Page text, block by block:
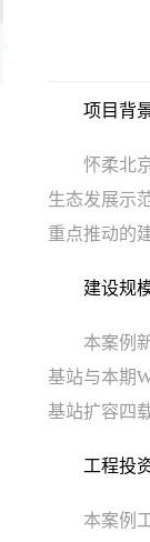
项目背
怀柔北
生态发展示
重点推动的
建设规
本案例
基站与本期
基站扩容四
工程投
本案例